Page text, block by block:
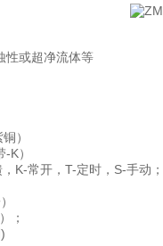
性或超净流体等
）
K）
K-常开，T-定时，S-手动；
；